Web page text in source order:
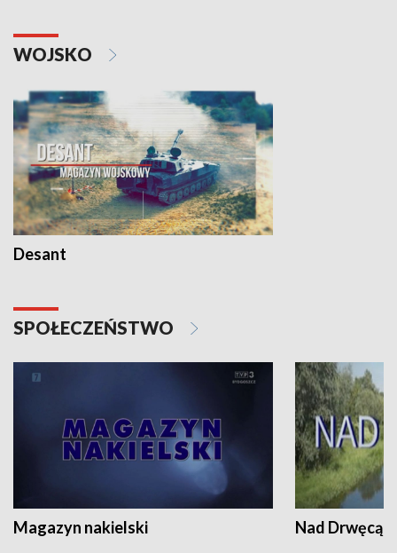
WOJSKO
Desant
SPOŁECZEŃSTWO
Magazyn nakielski Nad Drwęcą